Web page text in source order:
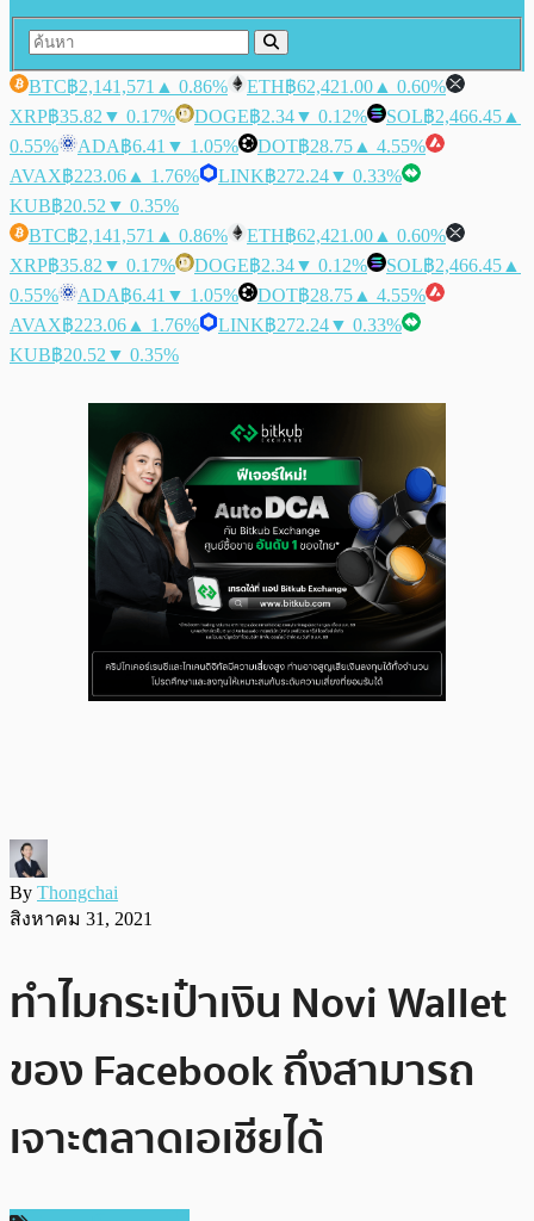
BTC฿2,141,571 ▲ 0.86% ETH฿62,421.00 ▲ 0.60%
XRP฿35.82 ▼ 0.17% DOGE฿2.34▼ 0.12% SOL฿2,466.45 ▲
0.55%
ADA฿6.41 ▼ 1.05% DOT฿28.75 ▲ 4.55%
AVAX฿223.06 ▲ 1.76% LINK฿272.24▼ 0.33%
KUB฿20.52 ▼ 0.35%
BTC฿2,141,571 ▲ 0.86% ETH฿62,421.00 ▲ 0.60%
XRP฿35.82 ▼ 0.17% DOGE฿2.34▼ 0.12% SOL฿2,466.45 ▲
0.55%
ADA฿6.41 ▼ 1.05% DOT฿28.75 ▲ 4.55%
AVAX฿223.06 ▲ 1.76% LINK฿272.24▼ 0.33%
KUB฿20.52 ▼ 0.35%
By Thongchai
สิงหาคม 31, 2021
ทำไมกระเป๋าเงิน Novi Wallet
ของ Facebook ถึงสามารถ
เจาะตลาดเอเชียได้